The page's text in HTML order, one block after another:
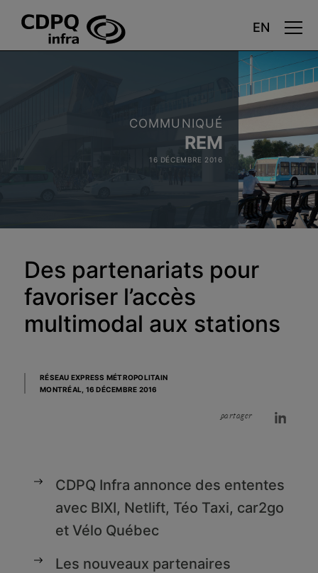
COMMUNIQUÉ
REM
16 DÉCEMBRE 2016
Des partenariats pour
favoriser l’accès
multimodal aux stations
RÉSEAU EXPRESS MÉTROPOLITAIN
MONTRÉAL, 16 DÉCEMBRE 2016
partager
CDPQ Infra annonce des ententes
avec BIXI, Netlift, Téo Taxi, car2go
et Vélo Québec
Les nouveaux partenaires